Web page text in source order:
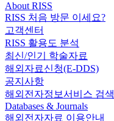
About RISS
RISS 처음 방문 이세요?
고객센터
RISS 활용도 분석
최신/인기 학술자료
해외자료신청(E-DDS)
공지사항
해외전자정보서비스 검색
Databases & Journals
해외전자자료 이용안내